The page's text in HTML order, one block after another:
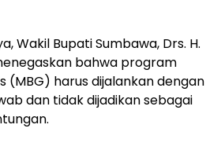
Wakil Bupati Sumbawa, Drs. H.
bahwa program
(MBG) harus dijalankan dengan
dan tidak dijadikan sebagai